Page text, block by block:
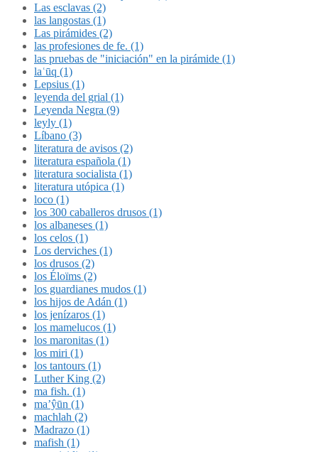
Las esclavas (2)
las langostas (1)
Las pirámides (2)
las profesiones de fe. (1)
las pruebas de "iniciación" en la pirámide (1)
laʿūq (1)
Lepsius (1)
leyenda del grial (1)
Leyenda Negra (9)
leyly (1)
Líbano (3)
literatura de avisos (2)
literatura española (1)
literatura socialista (1)
literatura utópica (1)
loco (1)
los 300 caballeros drusos (1)
los albaneses (1)
los celos (1)
Los derviches (1)
los drusos (2)
los Éloïms (2)
los guardianes mudos (1)
los hijos de Adán (1)
los jenízaros (1)
los mamelucos (1)
los maronitas (1)
los miri (1)
los tantours (1)
Luther King (2)
ma fish. (1)
ma’ŷūn (1)
machlah (2)
Madrazo (1)
mafish (1)